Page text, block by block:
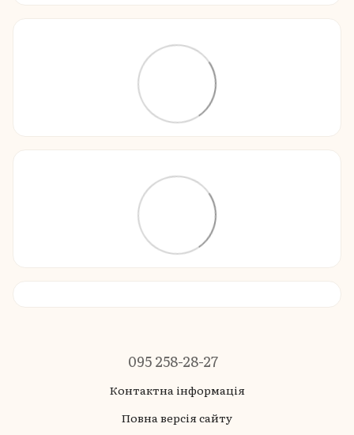
095 258-28-27
Контактна інформація
Повна версія сайту